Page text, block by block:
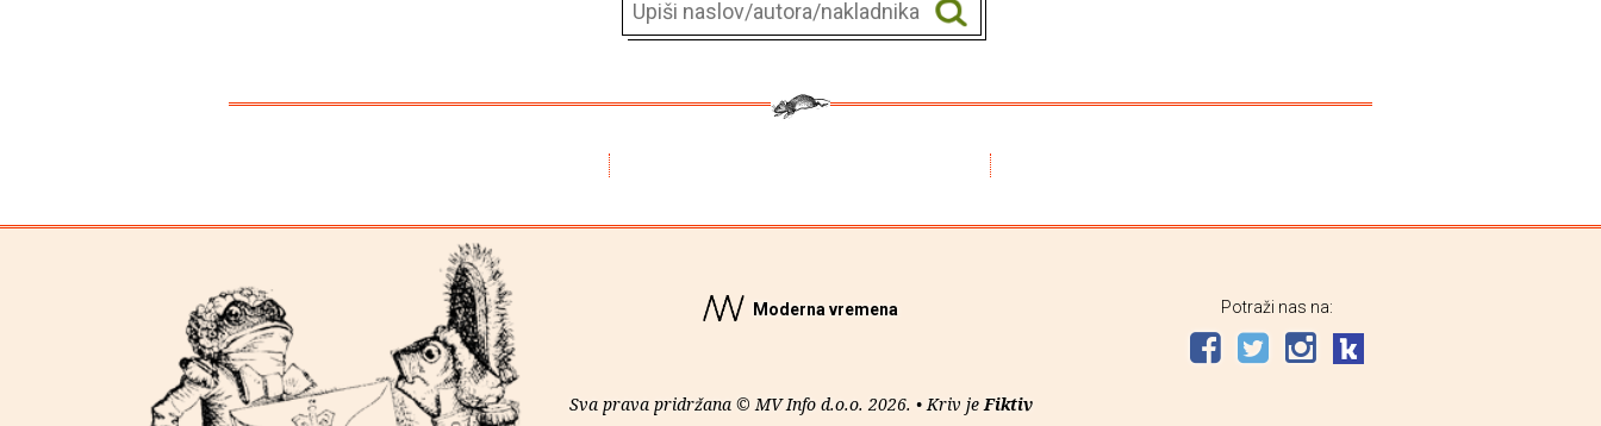
Moderna vremena
Sva prava pridržana © MV Info d.o.o. 2026. • Kriv je Fiktiv
Potraži nas na: